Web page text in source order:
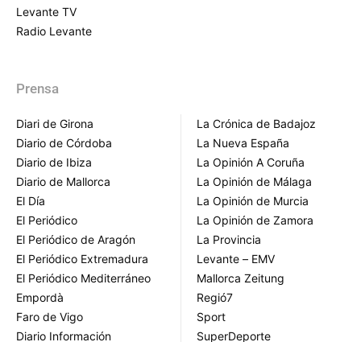
Levante TV
Radio Levante
Prensa
Diari de Girona
Diario de Córdoba
Diario de Ibiza
Diario de Mallorca
El Día
El Periódico
El Periódico de Aragón
El Periódico Extremadura
El Periódico Mediterráneo
Empordà
Faro de Vigo
Diario Información
La Crónica de Badajoz
La Nueva España
La Opinión A Coruña
La Opinión de Málaga
La Opinión de Murcia
La Opinión de Zamora
La Provincia
Levante – EMV
Mallorca Zeitung
Regió7
Sport
SuperDeporte